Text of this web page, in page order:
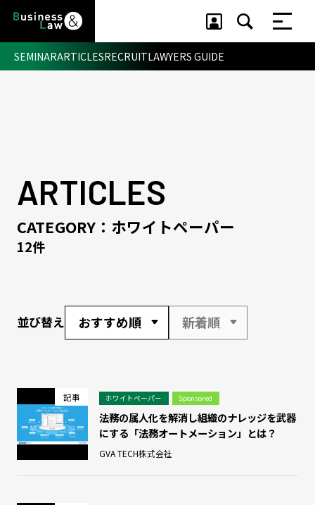
SEMINARARTICLESRECRUITLAWYERS GUIDE
ARTICLES
CATEGORY：ホワイトペーパー
12件
並び替え おすすめ順 新着順
記事 ホワイトペーパー Sponsored
法務の属人化を解消し組織のナレッジを武器
にする「法務オートメーション」とは？
GVA TECH株式会社